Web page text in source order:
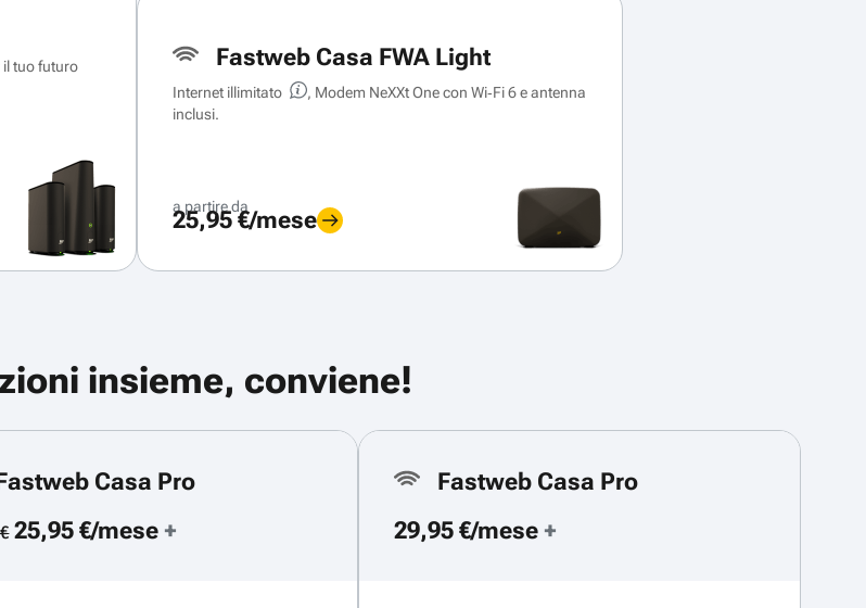
il tuo futuro
Fastweb Casa FWA Light
Internet illimitato
, Modem NeXXt One con Wi‑Fi 6 e antenna
inclusi.
a partire da
25,95 €/mese
insieme, conviene!
Casa Pro
25,95 €/mese +
Fastweb Casa Pro
29,95 €/mese +